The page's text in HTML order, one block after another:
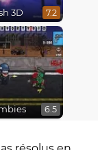
3D 7.2
6.5